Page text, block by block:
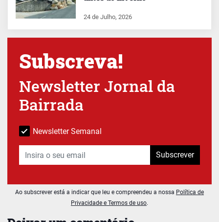
24 de Julho, 2026
Subscreva!
Newsletter Jornal da
Bairrada
Newsletter Semanal
Subscrever
Ao subscrever está a indicar que leu e compreendeu a nossa Política de
Privacidade e Termos de uso.